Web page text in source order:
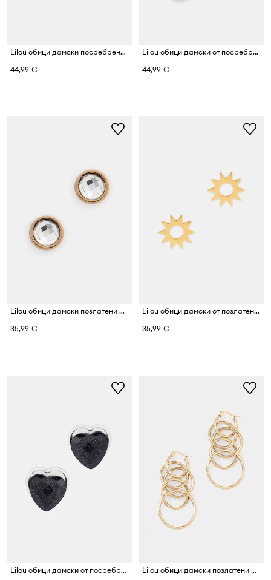
Lilou обици дамски посребрени модел Mini Icons
44,99 €
Lilou обици дамски от посребрен модел Mini Icons
44,99 €
Lilou обици дамски позлатени модел Mini Icons
35,99 €
Lilou обици дамски от позлатен модел
35,99 €
Lilou обици дамски от посребрен модел с полирано стъкло Mini Icons Lilou обици дамски позлатени модели